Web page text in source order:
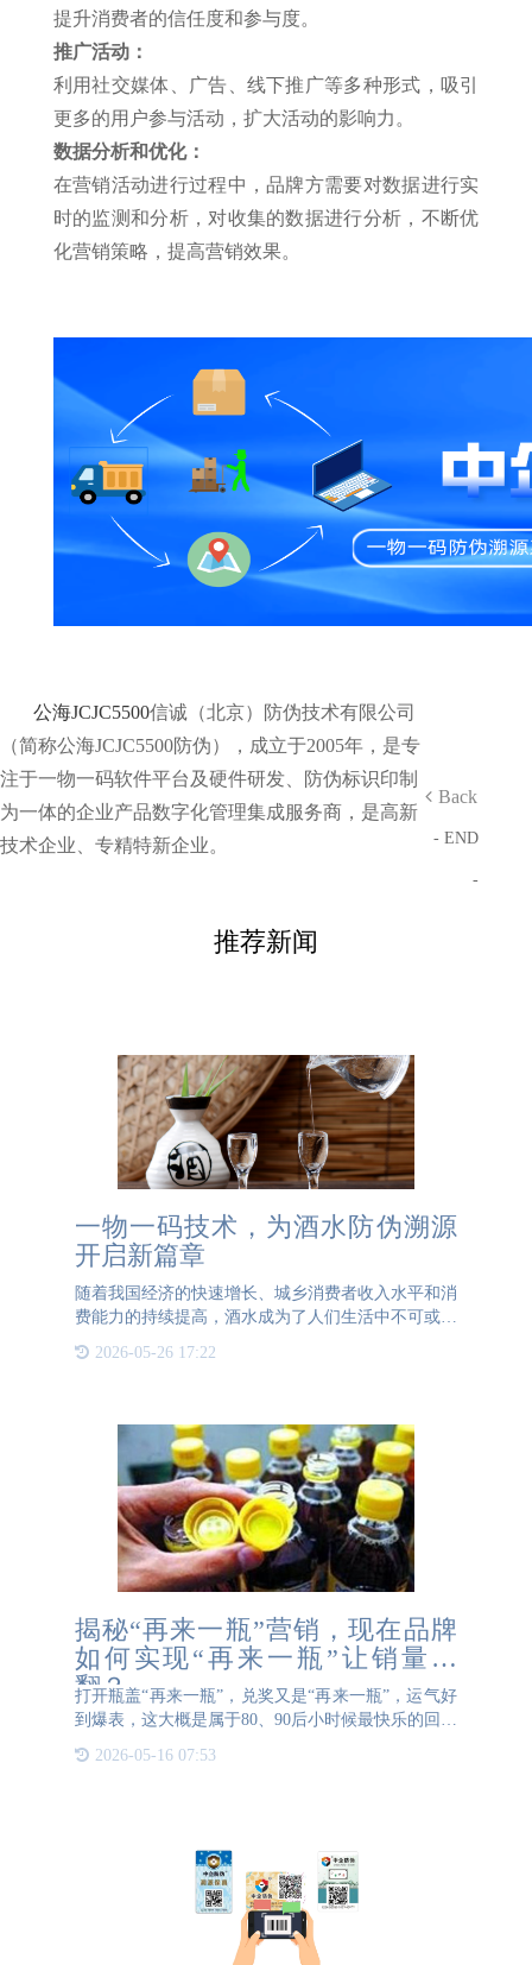
提升消费者的信任度和参与度。
推广活动：
利用社交媒体、广告、线下推广等多种形式，吸引
更多的用户参与活动，扩大活动的影响力。
数据分析和优化：
在营销活动进行过程中，品牌方需要对数据进行实
时的监测和分析，对收集的数据进行分析，不断优
化营销策略，提高营销效果。
公海JCJC5500信诚（北京）防伪技术有限公司
（简称公海JCJC5500防伪），成立于2005年，是专
注于一物一码软件平台及硬件研发、防伪标识印制
为一体的企业产品数字化管理集成服务商，是高新
技术企业、专精特新企业。
Back
- END
-
推荐新闻
一物一码技术，为酒水防伪溯源
开启新篇章
随着我国经济的快速增长、城乡消费者收入水平和消
费能力的持续提高，酒水成为了人们生活中不可或缺
的饮品。现如今，酒水市场竞争日趋激烈，消费者对
于酒水真伪的关注度也在显著提升。为了更好地满足
2026-05-26 17:22
揭秘“再来一瓶”营销，现在品牌
如何实现“再来一瓶”让销量翻
翻？
打开瓶盖“再来一瓶”，兑奖又是“再来一瓶”，运气好
到爆表，这大概是属于80、90后小时候最快乐的回忆
2026-05-16 07:53